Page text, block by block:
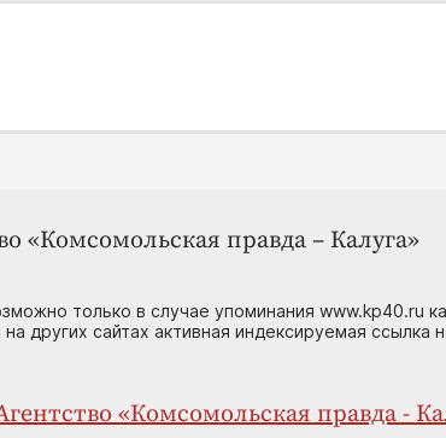
«Комсомольская правда – Калуга»
только в случае упоминания www.kp40.ru
других сайтах активная индексируемая ссылка
«Комсомольская правда -